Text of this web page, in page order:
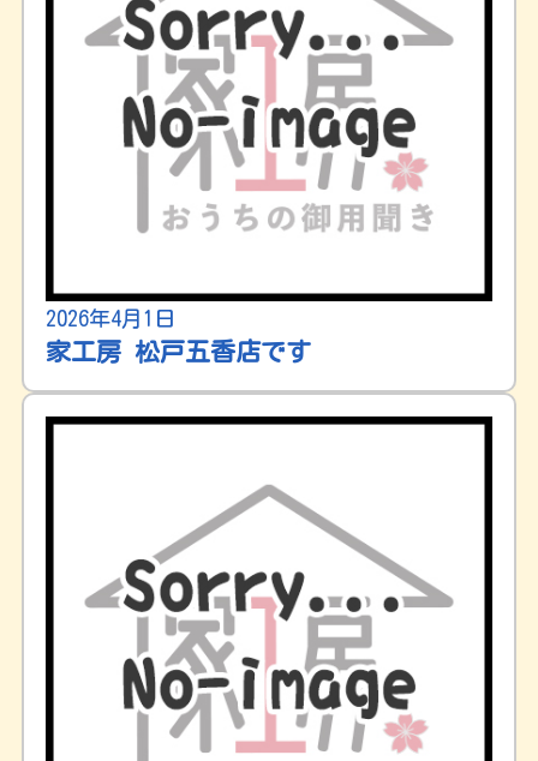
2026年4月1日
家工房 松戸五香店です